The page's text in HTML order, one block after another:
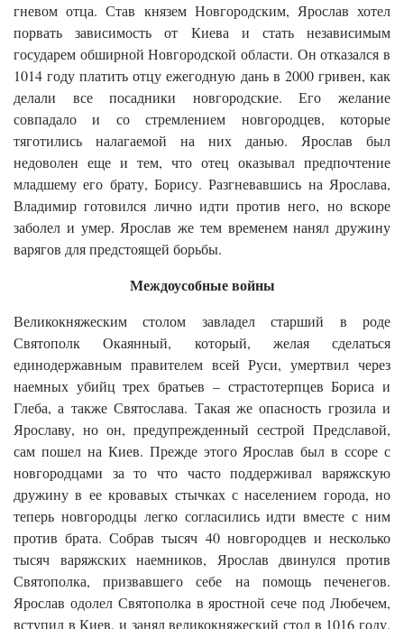
гневом отца. Став князем Новгородским, Ярослав хотел
порвать зависимость от Киева и стать независимым
государем обширной Новгородской области. Он отказался в
1014 году платить отцу ежегодную дань в 2000 гривен, как
делали все посадники новгородские. Его желание
совпадало и со стремлением новгородцев, которые
тяготились налагаемой на них данью. Ярослав был
недоволен еще и тем, что отец оказывал предпочтение
младшему его брату, Борису. Разгневавшись на Ярослава,
Владимир готовился лично идти против него, но вскоре
заболел и умер. Ярослав же тем временем нанял дружину
варягов для предстоящей борьбы.
Междоусобные войны
Великокняжеским столом завладел старший в роде
Святополк Окаянный, который, желая сделаться
единодержавным правителем всей Руси, умертвил через
наемных убийц трех братьев – страстотерпцев Бориса и
Глеба, а также Святослава. Такая же опасность грозила и
Ярославу, но он, предупрежденный сестрой Предславой,
сам пошел на Киев. Прежде этого Ярослав был в ссоре с
новгородцами за то что часто поддерживал варяжскую
дружину в ее кровавых стычках с населением города, но
теперь новгородцы легко согласились идти вместе с ним
против брата. Собрав тысяч 40 новгородцев и несколько
тысяч варяжских наемников, Ярослав двинулся против
Святополка, призвавшего себе на помощь печенегов.
Ярослав одолел Святополка в яростной сече под Любечем,
вступил в Киев, и занял великокняжеский стол в 1016 году,